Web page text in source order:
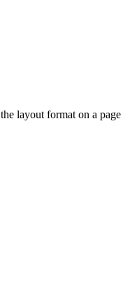
the layout format on a page